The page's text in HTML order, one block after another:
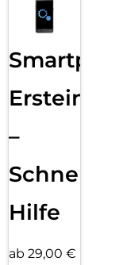
–
Schnelle
Hilfe
ab 29,00 €